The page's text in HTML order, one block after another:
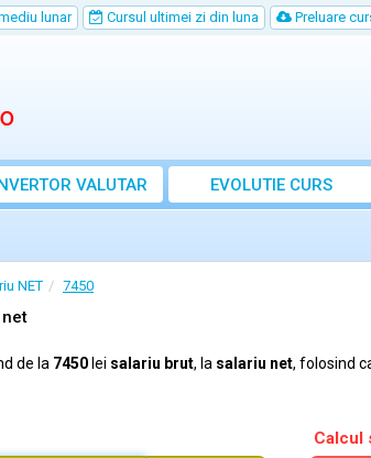
lunar Cursul ultimei zi din luna Preluare
VALUTAR EVOLUTIE CURS
NET 7450
de la 7450 lei salariu brut, la salariu net, folosind
Calcul